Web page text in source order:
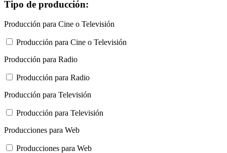
Tipo de producción:
Producción para Cine o Televisión
Producción para Cine o Televisión
Producción para Radio
Producción para Radio
Producción para Televisión
Producción para Televisión
Producciones para Web
Producciones para Web